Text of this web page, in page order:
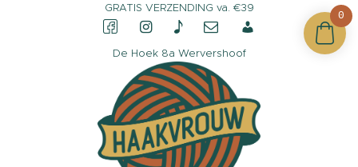
GRATIS VERZENDING va. €39
De Hoek 8a Wervershoof
CONTACT &
OPENINGSTIJDEN
OVER HAAKVROUW
MIJN ACCOUNT
0